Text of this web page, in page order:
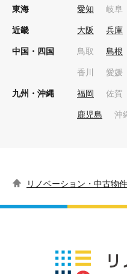
東海 愛知 岐阜
近畿 大阪 兵庫
中国・四国 鳥取 島根
香川 愛媛
九州・沖縄 福岡 佐賀
鹿児島 沖
リノベーション・中古物